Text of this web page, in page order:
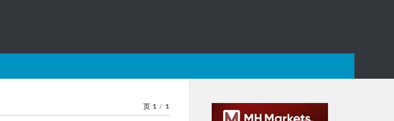
页 1 / 1